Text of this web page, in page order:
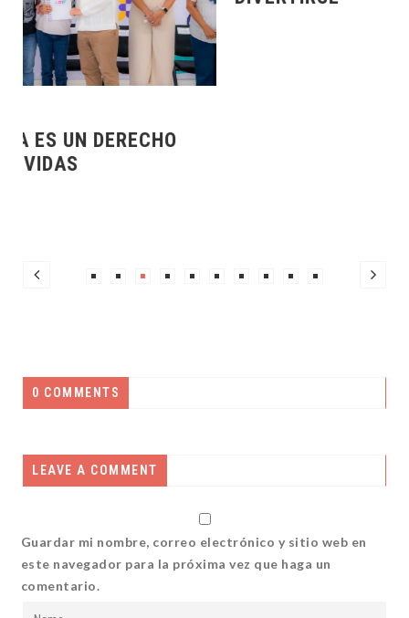
0 COMMENTS
LEAVE A COMMENT
Guardar mi nombre, correo electrónico y sitio web en
este navegador para la próxima vez que haga un
comentario.